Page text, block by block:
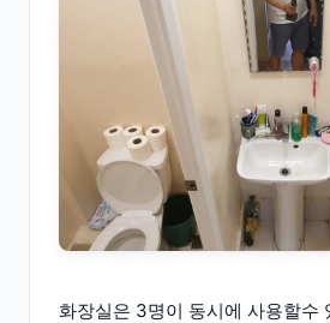
화장실은 3명이 동시에 사용할수